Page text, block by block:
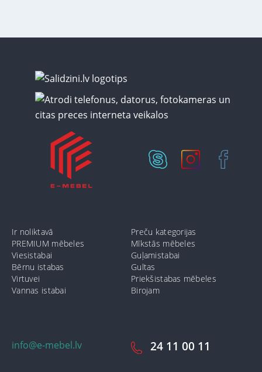
info@e-mebel.lv 24 11 00 11
Ir noliktavā
Preču kategorijas
PREMIUM mēbeles
Mīkstās mēbeles
Viesistabai
Guļamistabai
Bērnu istabas
Gultas
Virtuvei
Priekšistabas mēbeles
Vannas istabai
Birojam